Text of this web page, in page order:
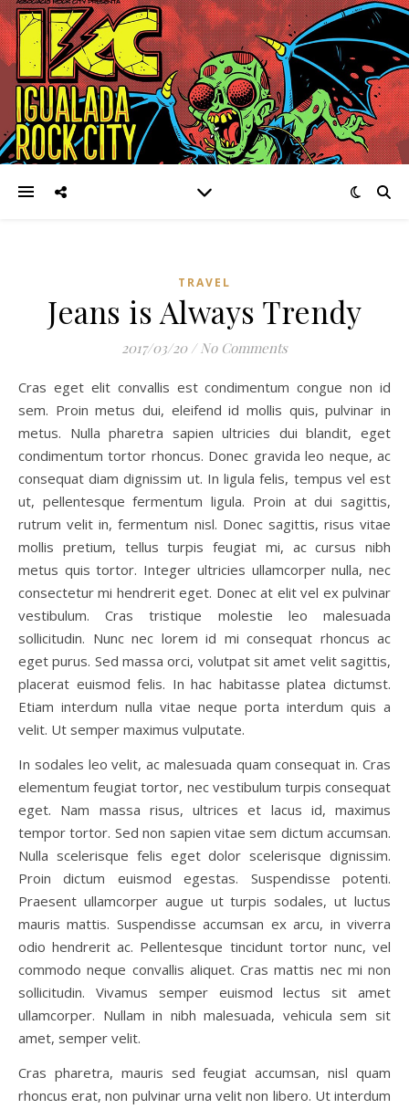
TRAVEL
Jeans is Always Trendy
2017/03/20 / No Comments
Cras eget elit convallis est condimentum congue non id
sem. Proin metus dui, eleifend id mollis quis, pulvinar in
metus. Nulla pharetra sapien ultricies dui blandit, eget
condimentum tortor rhoncus. Donec gravida leo neque, ac
consequat diam dignissim ut. In ligula felis, tempus vel est
ut, pellentesque fermentum ligula. Proin at dui sagittis,
rutrum velit in, fermentum nisl. Donec sagittis, risus vitae
mollis pretium, tellus turpis feugiat mi, ac cursus nibh
metus quis tortor. Integer ultricies ullamcorper nulla, nec
consectetur mi hendrerit eget. Donec at elit vel ex pulvinar
vestibulum. Cras tristique molestie leo malesuada
sollicitudin. Nunc nec lorem id mi consequat rhoncus ac
eget purus. Sed massa orci, volutpat sit amet velit sagittis,
placerat euismod felis. In hac habitasse platea dictumst.
Etiam interdum nulla vitae neque porta interdum quis a
velit. Ut semper maximus vulputate.
In sodales leo velit, ac malesuada quam consequat in. Cras
elementum feugiat tortor, nec vestibulum turpis consequat
eget. Nam massa risus, ultrices et lacus id, maximus
tempor tortor. Sed non sapien vitae sem dictum accumsan.
Nulla scelerisque felis eget dolor scelerisque dignissim.
Proin dictum euismod egestas. Suspendisse potenti.
Praesent ullamcorper augue ut turpis sodales, ut luctus
mauris mattis. Suspendisse accumsan ex arcu, in viverra
odio hendrerit ac. Pellentesque tincidunt tortor nunc, vel
commodo neque convallis aliquet. Cras mattis nec mi non
sollicitudin. Vivamus semper euismod lectus sit amet
ullamcorper. Nullam in nibh malesuada, vehicula sem sit
amet, semper velit.
Cras pharetra, mauris sed feugiat accumsan, nisl quam
rhoncus erat, non pulvinar urna velit non libero. Ut interdum